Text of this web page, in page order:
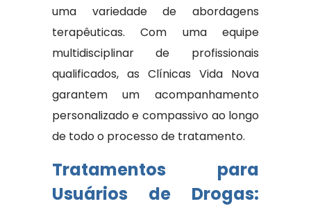
uma variedade de abordagens
terapêuticas. Com uma equipe
multidisciplinar de profissionais
qualificados, as Clínicas Vida Nova
garantem um acompanhamento
personalizado e compassivo ao longo
de todo o processo de tratamento.
Tratamentos para
Usuários de Drogas: